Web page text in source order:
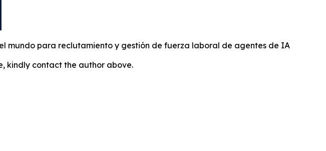
mundo para reclutamiento y gestión de fuerza laboral de agentes de IA
kindly contact the author above.